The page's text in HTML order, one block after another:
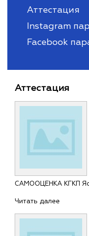
Аттестация
Instagram
Facebook
Аттестация
САМООЦЕНКА КГКП
Читать далее